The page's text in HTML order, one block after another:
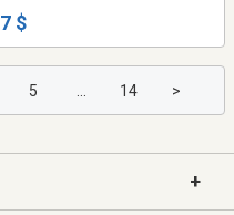
7 $
5 14 >
+